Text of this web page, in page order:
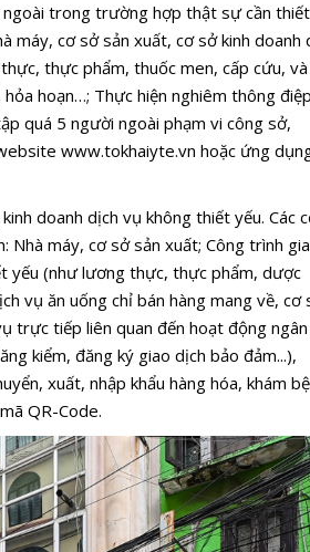
ngoài trong trường hợp thật sự cần thiết
máy, cơ sở sản xuất, cơ sở kinh doanh
thực phẩm, thuốc men, cấp cứu, và
hoạn…; Thực hiện nghiêm thông điệp
quá 5 người ngoài phạm vi công sở,
www.tokhaiyte.vn hoặc ứng
doanh dịch vụ không thiết yếu. Các
máy, cơ sở sản xuất; Công trình
yếu (như lương thực, thực phẩm, dược
vụ ăn uống chỉ bán hàng mang về, cơ
trực tiếp liên quan đến hoạt động ngân
kiểm, đăng ký giao dịch bảo đảm...),
xuất, nhập khẩu hàng hóa, khám
QR-Code.